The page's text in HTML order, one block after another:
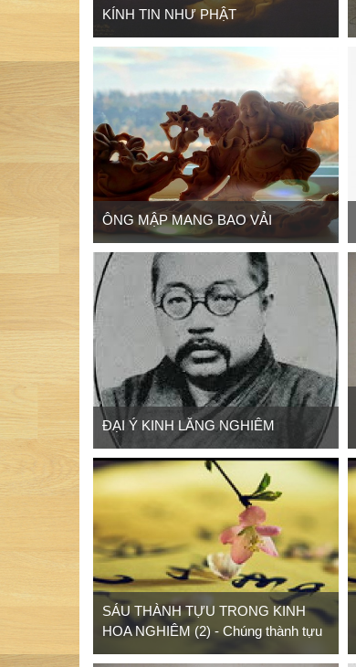
KÍNH TIN NHƯ PHẬT
ÔNG MẬP MANG BAO VẢI
ĐẠI Ý KINH LĂNG NGHIÊM
SÁU THÀNH TỰU TRONG KINH
HOA NGHIÊM (2) - Chúng thành tựu